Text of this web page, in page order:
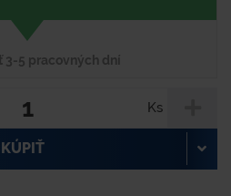
3-5 pracovných dní
Ks
KÚPIŤ